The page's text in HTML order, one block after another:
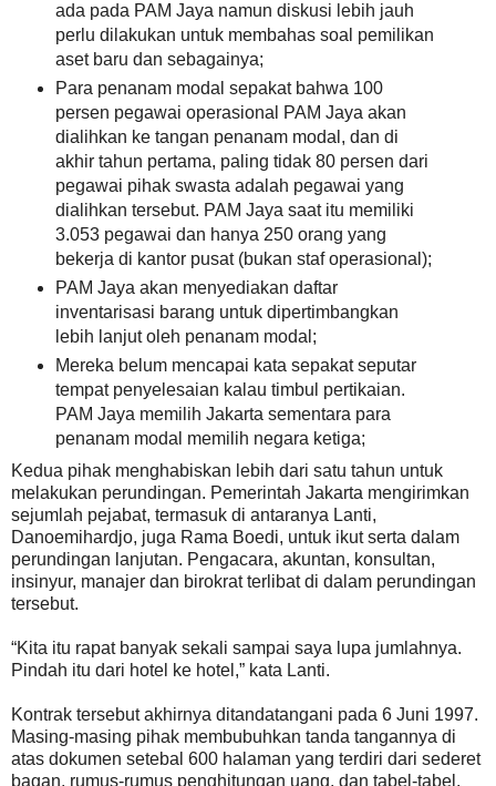
ada pada PAM Jaya namun diskusi lebih jauh
perlu dilakukan untuk membahas soal pemilikan
aset baru dan sebagainya;
Para penanam modal sepakat bahwa 100
persen pegawai operasional PAM Jaya akan
dialihkan ke tangan penanam modal, dan di
akhir tahun pertama, paling tidak 80 persen dari
pegawai pihak swasta adalah pegawai yang
dialihkan tersebut. PAM Jaya saat itu memiliki
3.053 pegawai dan hanya 250 orang yang
bekerja di kantor pusat (bukan staf operasional);
PAM Jaya akan menyediakan daftar
inventarisasi barang untuk dipertimbangkan
lebih lanjut oleh penanam modal;
Mereka belum mencapai kata sepakat seputar
tempat penyelesaian kalau timbul pertikaian.
PAM Jaya memilih Jakarta sementara para
penanam modal memilih negara ketiga;
Kedua pihak menghabiskan lebih dari satu tahun untuk
melakukan perundingan. Pemerintah Jakarta mengirimkan
sejumlah pejabat, termasuk di antaranya Lanti,
Danoemihardjo, juga Rama Boedi, untuk ikut serta dalam
perundingan lanjutan. Pengacara, akuntan, konsultan,
insinyur, manajer dan birokrat terlibat di dalam perundingan
tersebut.
“Kita itu rapat banyak sekali sampai saya lupa jumlahnya.
Pindah itu dari hotel ke hotel,” kata Lanti.
Kontrak tersebut akhirnya ditandatangani pada 6 Juni 1997.
Masing-masing pihak membubuhkan tanda tangannya di
atas dokumen setebal 600 halaman yang terdiri dari sederet
bagan, rumus-rumus penghitungan uang, dan tabel-tabel.